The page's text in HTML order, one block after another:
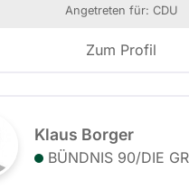
Angetreten für: CDU
Zum Profil
Klaus Borger
BÜNDNIS 90/­DIE